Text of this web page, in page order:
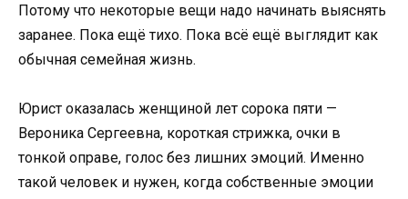
Потому что некоторые вещи надо начинать выяснять
заранее. Пока ещё тихо. Пока всё ещё выглядит как
обычная семейная жизнь.
Юрист оказалась женщиной лет сорока пяти —
Вероника Сергеевна, короткая стрижка, очки в
тонкой оправе, голос без лишних эмоций. Именно
такой человек и нужен, когда собственные эмоции